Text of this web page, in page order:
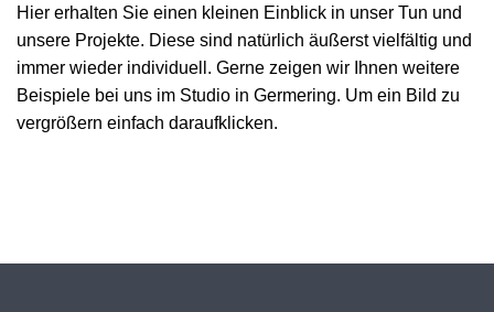
Hier erhalten Sie einen kleinen Einblick in unser Tun und
unsere Projekte. Diese sind natürlich äußerst vielfältig und
immer wieder individuell. Gerne zeigen wir Ihnen weitere
Beispiele bei uns im Studio in Germering. Um ein Bild zu
vergrößern einfach daraufklicken.